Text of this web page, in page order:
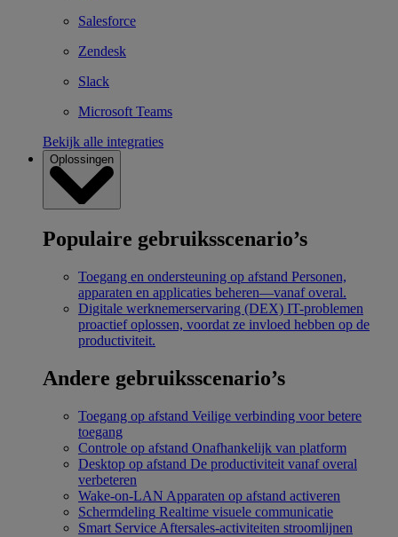
Salesforce
Zendesk
Slack
Microsoft Teams
Bekijk alle integraties
Oplossingen
Populaire gebruiksscenario’s
Toegang en ondersteuning op afstand Personen,
apparaten en applicaties beheren—vanaf overal.
Digitale werknemerservaring (DEX) IT-problemen
proactief oplossen, voordat ze invloed hebben op de
productiviteit.
Andere gebruiksscenario’s
Toegang op afstand Veilige verbinding voor betere
toegang
Controle op afstand Onafhankelijk van platform
Desktop op afstand De productiviteit vanaf overal
verbeteren
Wake-on-LAN Apparaten op afstand activeren
Schermdeling Realtime visuele communicatie
Smart Service Aftersales-activiteiten stroomlijnen